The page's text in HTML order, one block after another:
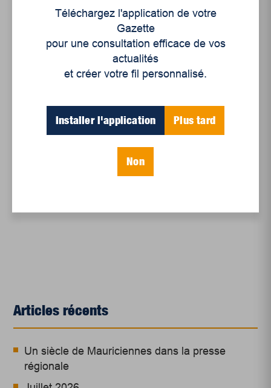
Mélodie Charest, journaliste pigiste
Initiative de journalisme local
Articles récents
Un siècle de Mauriciennes dans la presse
régionale
Téléchargez l'application de votre
Gazette
pour une consultation efficace de vos
actualités
et créer votre fil personnalisé.
Installer l'application Plus tard
Non